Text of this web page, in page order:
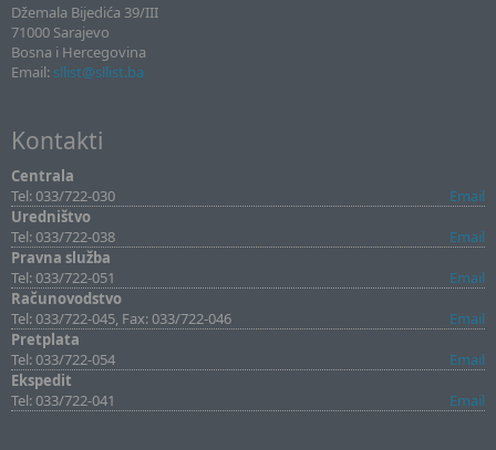
Džemala Bijedića 39/III
71000 Sarajevo
Bosna i Hercegovina
Email: sllist@sllist.ba
Kontakti
Centrala
Tel: 033/722-030
Email
Uredništvo
Tel: 033/722-038
Email
Pravna služba
Tel: 033/722-051
Email
Računovodstvo
Tel: 033/722-045, Fax: 033/722-046
Email
Pretplata
Tel: 033/722-054
Email
Ekspedit
Tel: 033/722-041
Email